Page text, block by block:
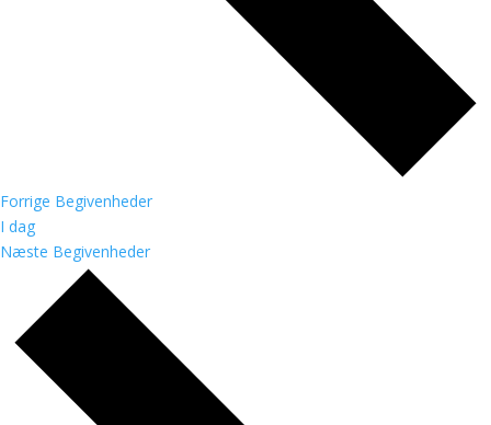
Forrige Begivenheder
I dag
Næste Begivenheder